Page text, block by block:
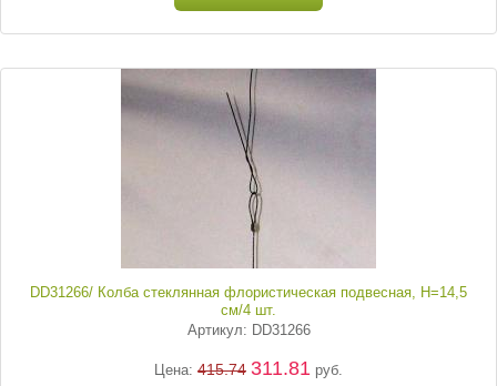
DD31266/ Колба стеклянная флористическая подвесная, Н=14,5
см/4 шт.
Артикул: DD31266
Цена: 415.74 311.81 руб.